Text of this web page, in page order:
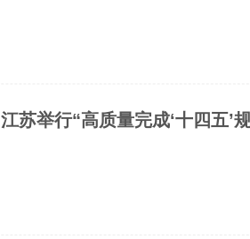
江苏举行“高质量完成‘十四五’